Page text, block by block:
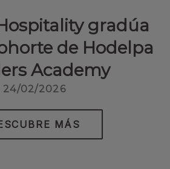
gradúa
de Hodelpa
Academy
24/02/2026
MÁS